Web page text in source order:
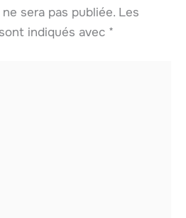
sera pas publiée. Les
indiqués avec *